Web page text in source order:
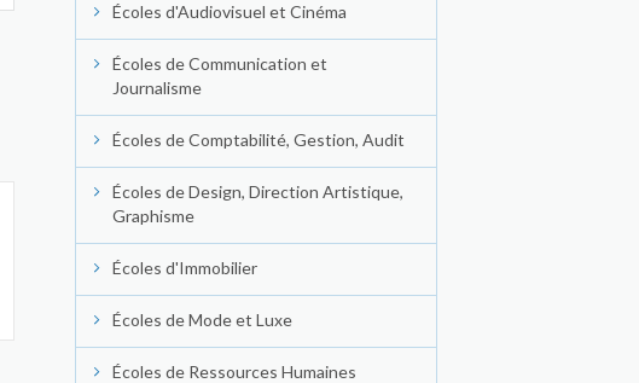
Écoles d'Audiovisuel et Cinéma
Écoles de Communication et
Journalisme
Écoles de Comptabilité, Gestion, Audit
Écoles de Design, Direction Artistique,
Graphisme
Écoles d'Immobilier
Écoles de Mode et Luxe
Écoles de Ressources Humaines